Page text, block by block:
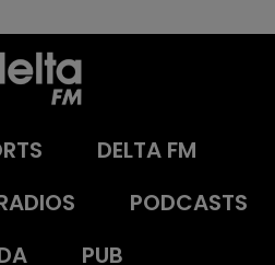
DELTA FM
PODCASTS
PUB